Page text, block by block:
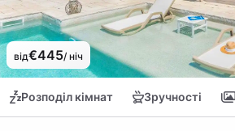
від€445/ ніч
Розподіл кімнат Зручності